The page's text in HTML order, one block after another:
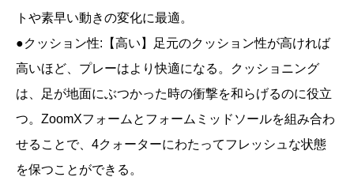
トや素早い動きの変化に最適。
●クッション性:【高い】足元のクッション性が高ければ
高いほど、プレーはより快適になる。クッショニング
は、足が地面にぶつかった時の衝撃を和らげるのに役立
つ。ZoomXフォームとフォームミッドソールを組み合わ
せることで、4クォーターにわたってフレッシュな状態
を保つことができる。